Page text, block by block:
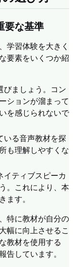
要な基準
学習体験を大きく
要素をいくつか紹
びましょう。コン
ションが溜まって
を感じられないで
いる音声教材を探
も理解しやすくな
イティブスピーカ
。これにより、本
ます。
特に教材が自分の
幅に向上させるこ
教材を使用する
告しています。